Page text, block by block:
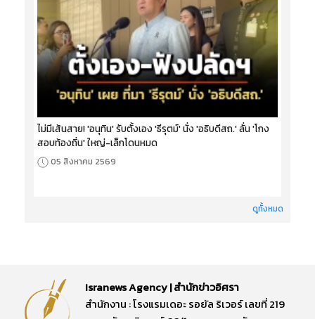
ไม่มีเส้นสาย! 'อนุทิน' รับตั้งเอง 'ธีรุตม์' นั่ง 'อธิบดีสถ.' ลั่น 'โกง
สอบท้องถิ่น' ใหญ่-เล็กโดนหมด
05 สิงหาคม 2569
ดูทั้งหมด
Isranews Agency | สำนักข่าวอิศรา
สำนักงาน : โรงแรมเดอะ รอยัล ริเวอร์ เลขที่ 219